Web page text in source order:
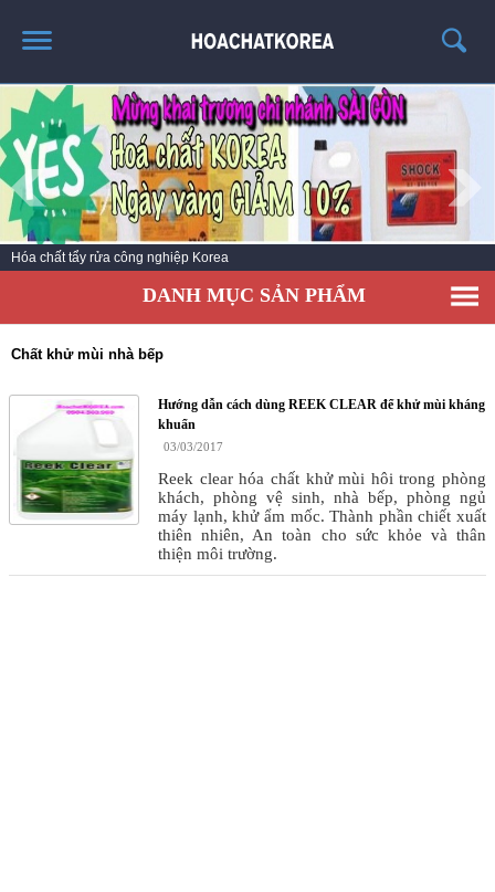
TRANG CHỦ
GIỚI THIỆU
THÔNG TIN SẢN PHẨM
TIN TỨC
LIÊN HỆ
Hóa chất tẩy rửa công nghiệp Korea
DANH MỤC SẢN PHẨM
Chất khử mùi nhà bếp
Hướng dẫn cách dùng REEK CLEAR để khử mùi kháng
khuẩn
03/03/2017
Reek clear hóa chất khử mùi hôi trong phòng
khách, phòng vệ sinh, nhà bếp, phòng ngủ
máy lạnh, khử ẩm mốc. Thành phần chiết xuất
thiên nhiên, An toàn cho sức khỏe và thân
thiện môi trường.